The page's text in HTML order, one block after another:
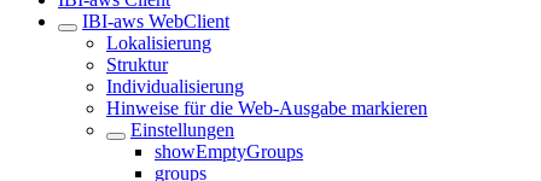
IBI-aws WebClient
Lokalisierung
Struktur
Individualisierung
Hinweise für die Web-Ausgabe markieren
Einstellungen
showEmptyGroups
groups